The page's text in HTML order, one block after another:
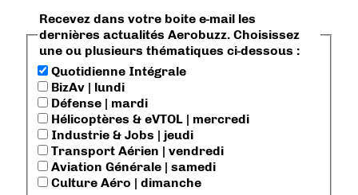
Recevez dans votre boite e-mail les
dernières actualités Aerobuzz. Choisissez
une ou plusieurs thématiques ci-dessous :
Quotidienne Intégrale
BizAv | lundi
Défense | mardi
Hélicoptères & eVTOL | mercredi
Industrie & Jobs | jeudi
Transport Aérien | vendredi
Aviation Générale | samedi
Culture Aéro | dimanche